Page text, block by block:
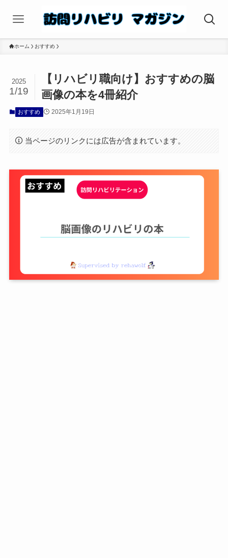
ホーム おすすめ
【リハビリ職向け】おすすめの脳
画像の本を4冊紹介
2025
1/19
おすすめ 2025年1月19日
当ページのリンクには広告が含まれています。